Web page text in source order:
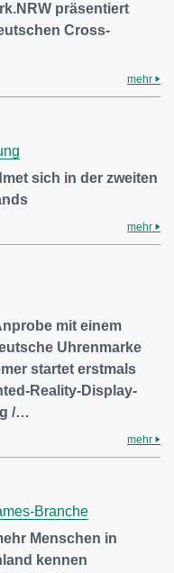
präsentiert
Cross-
mehr
sich in der zweiten
mehr
mit einem
Uhrenmarke
startet erstmals
Reality-Display-
/…
mehr
Branche
Menschen in
kennen